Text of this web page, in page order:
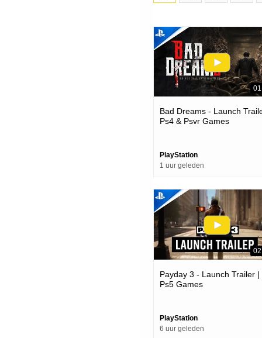
Bad Dreams - Launch
Ps4 & Psvr Games
PlayStation
1 uur geleden
Payday 3 - Launch Trailer |
Ps5 Games
PlayStation
6 uur geleden